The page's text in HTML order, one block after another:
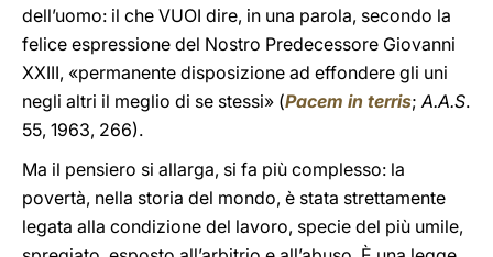
dell’uomo: il che VUOI dire, in una parola, secondo la
felice espressione del Nostro Predecessore Giovanni
XXIII, «permanente disposizione ad effondere gli uni
negli altri il meglio di se stessi» (Pacem in terris;A.A.S.
55, 1963, 266).
Ma il pensiero si allarga, si fa più complesso: la
povertà, nella storia del mondo, è stata strettamente
legata alla condizione del lavoro, specie del più umile,